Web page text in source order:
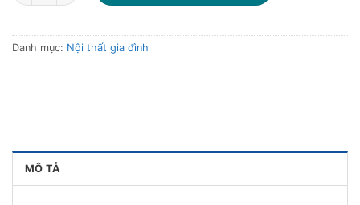
Danh mục: Nội thất gia đình
MÔ TẢ